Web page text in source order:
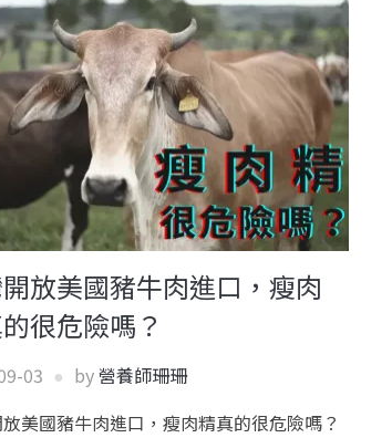
放美國豬牛肉進口，瘦肉
很危險嗎？
03 by營養師珊珊
美國豬牛肉進口，瘦肉精真的很危險嗎？